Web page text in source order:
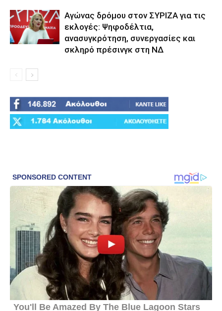
Αγώνας δρόμου στον ΣΥΡΙΖΑ για τις
εκλογές: Ψηφοδέλτια,
ανασυγκρότηση, συνεργασίες και
σκληρό πρέσινγκ στη ΝΔ